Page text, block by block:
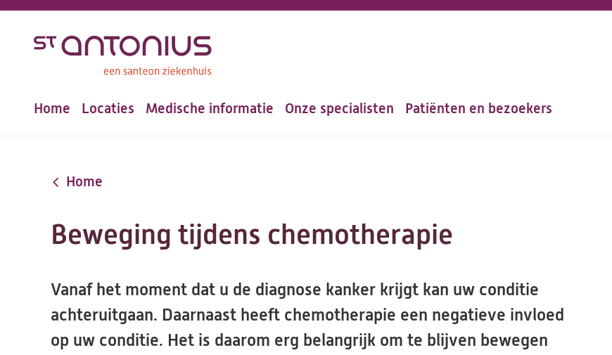
inhoud
Hoofdnavigatie
Home Locaties Medische informatie Onze specialisten Patiënten en bezoekers
Home
Beweging tijdens chemotherapie
Vanaf het moment dat u de diagnose kanker krijgt kan uw conditie
achteruitgaan. Daarnaast heeft chemotherapie een negatieve invloed
op uw conditie. Het is daarom erg belangrijk om te blijven bewegen